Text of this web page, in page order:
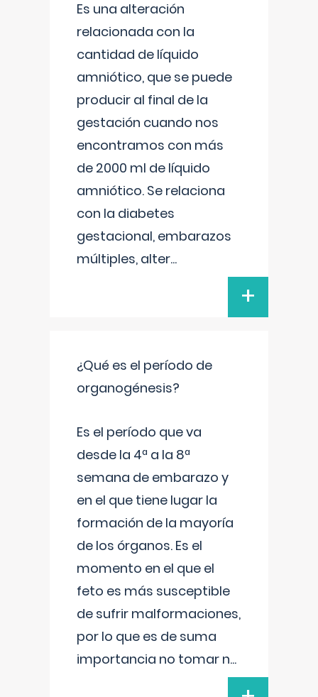
Es una alteración
relacionada con la
cantidad de líquido
amniótico, que se puede
producir al final de la
gestación cuando nos
encontramos con más
de 2000 ml de líquido
amniótico. Se relaciona
con la diabetes
gestacional, embarazos
múltiples, alter...
+
¿Qué es el período de
organogénesis?
Es el período que va
desde la 4ª a la 8ª
semana de embarazo y
en el que tiene lugar la
formación de la mayoría
de los órganos. Es el
momento en el que el
feto es más susceptible
de sufrir malformaciones,
por lo que es de suma
importancia no tomar n...